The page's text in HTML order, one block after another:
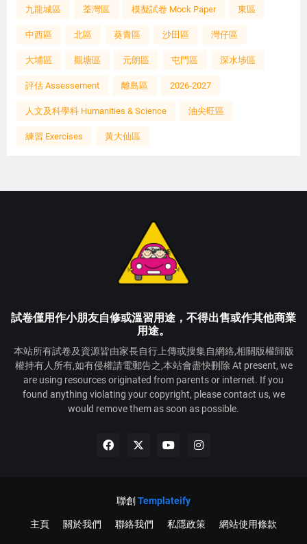
九龍城區 荃灣區 模擬試卷 Mock Paper 東區
中西區 北區 葵青區 沙田區 灣仔區
大埔區 觀塘區 元朗區 屯門區 深水埗區
評估 Assessement 離島區 2026-2027
人文及科學科 Humanities & Science 油尖旺區
練習 Exercises 黃大仙區
試卷僅用作小朋友自修或溫習用途，不得出售或作其他商業
用途。
本站所有試卷及資源皆由家長自行上傳或搜集自網絡,相關版權歸版
權持有人所有,如有侵權請電郵告之,本站會盡快刪除 At present, we
are using resources originated from parents or internet. If you
found anything violating your copyright, please contact us, we
would remove them as soon as possible.
聯創 Templateify
主頁 關於我們 聯絡我們 私隱政策 網站使用條款